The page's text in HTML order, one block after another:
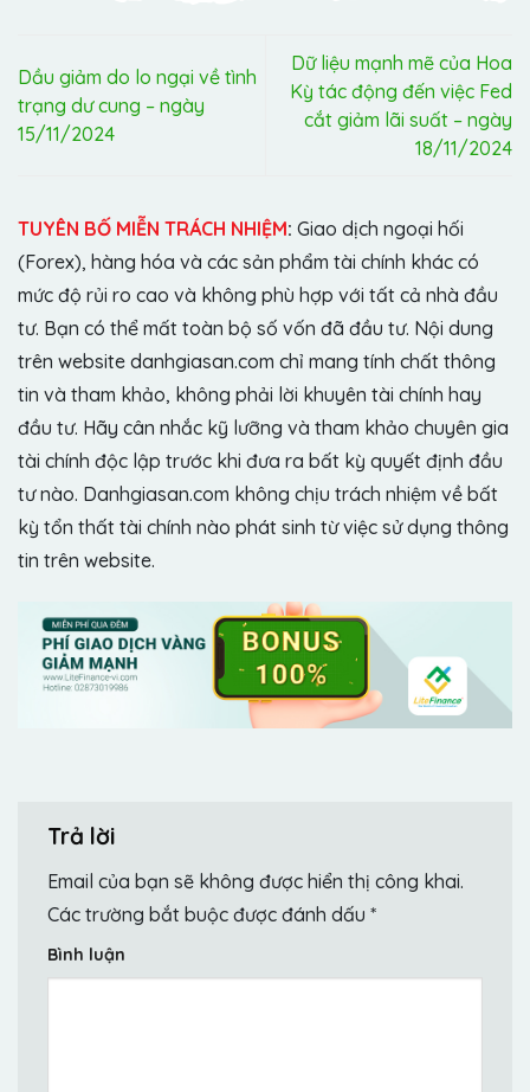
Dầu giảm do lo ngại về tình
trạng dư cung – ngày
15/11/2024
Dữ liệu mạnh mẽ của Hoa
Kỳ tác động đến việc Fed
cắt giảm lãi suất – ngày
18/11/2024
TUYÊN BỐ MIỄN TRÁCH NHIỆM: Giao dịch ngoại hối
(Forex), hàng hóa và các sản phẩm tài chính khác có
mức độ rủi ro cao và không phù hợp với tất cả nhà đầu
tư. Bạn có thể mất toàn bộ số vốn đã đầu tư. Nội dung
trên website danhgiasan.com chỉ mang tính chất thông
tin và tham khảo, không phải lời khuyên tài chính hay
đầu tư. Hãy cân nhắc kỹ lưỡng và tham khảo chuyên gia
tài chính độc lập trước khi đưa ra bất kỳ quyết định đầu
tư nào. Danhgiasan.com không chịu trách nhiệm về bất
kỳ tổn thất tài chính nào phát sinh từ việc sử dụng thông
tin trên website.
Trả lời
Email của bạn sẽ không được hiển thị công khai.
Các trường bắt buộc được đánh dấu *
Bình luận